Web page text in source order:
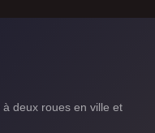
deux roues en ville et